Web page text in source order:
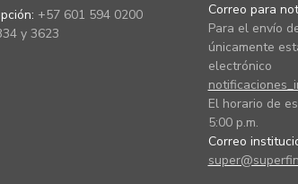
+57 601 594 0200
y 3623
Correo para
Para el envío
únicamente
electrónico
El horario de
5:00 p.m.
Correo